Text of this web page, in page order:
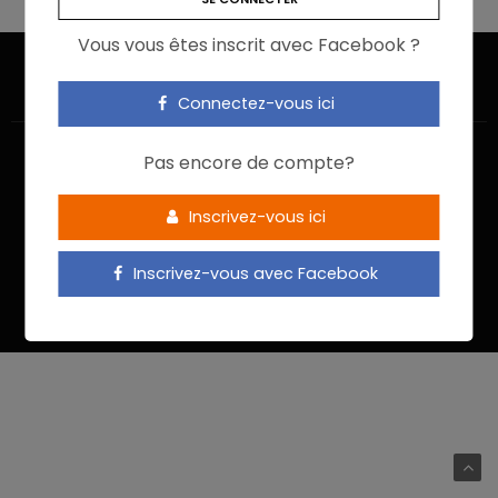
Vous vous êtes inscrit avec Facebook ?
Connectez-vous ici
Pas encore de compte?
Inscrivez-vous ici
Inscrivez-vous avec Facebook
ACCUEIL JE M’INSCRIS
NOUS CONTACTER
MENTIONS LÉGALES
POLITIQUE DE CONFIDENTIALITÉ
Food In Action © 2022